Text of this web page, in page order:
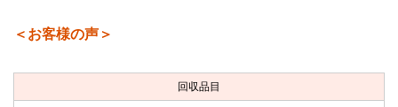
＜お客様の声＞
回収品目